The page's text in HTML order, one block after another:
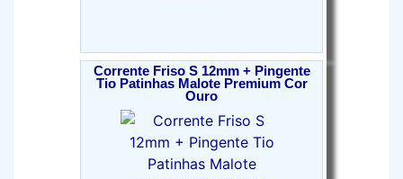
Corrente Friso S 12mm + Pingente
Tio Patinhas Malote Premium Cor
Ouro